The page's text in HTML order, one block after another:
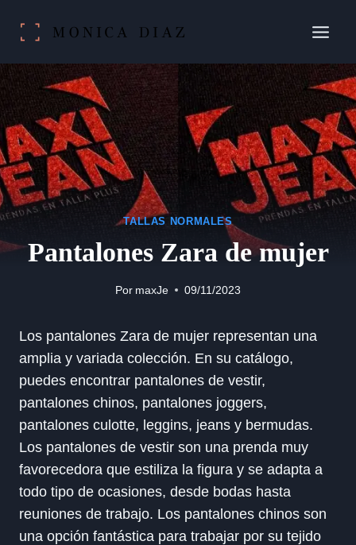
TALLAS NORMALES
Pantalones Zara de mujer
Por maxJe 09/11/2023
Los pantalones Zara de mujer representan una
amplia y variada colección. En su catálogo,
puedes encontrar pantalones de vestir,
pantalones chinos, pantalones joggers,
pantalones culotte, leggins, jeans y bermudas.
Los pantalones de vestir son una prenda muy
favorecedora que estiliza la figura y se adapta a
todo tipo de ocasiones, desde bodas hasta
reuniones de trabajo. Los pantalones chinos son
una opción fantástica para trabajar por su tejido